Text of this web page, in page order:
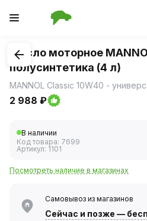
1/1
Масло моторное
полусинтетика (4 л)
2 988 ₽
В наличии
Код товара: 7699
Артикул: 1101
Посмотреть наличие в магазинах
Самовывоз из магазинов
Сейчас и позже —